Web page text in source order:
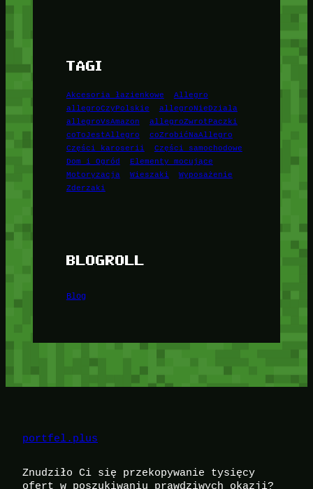
TAGI
Akcesoria łazienkowe
Allegro
allegroCzyPolskie
allegroNieDziala
allegroVsAmazon
allegroZwrotPaczki
coToJestAllegro
coZrobićNaAllegro
Części karoserii
Części samochodowe
Dom i Ogród
Elementy mocujące
Motoryzacja
Wieszaki
Wyposażenie
Zderzaki
BLOGROLL
Blog
portfel.plus
Znudziło Ci się przekopywanie tysięcy
ofert w poszukiwaniu prawdziwych okazji?